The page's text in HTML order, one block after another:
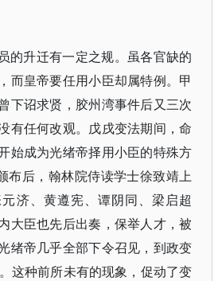
的升迁有一定之规。虽各官缺的
而皇帝要任用小臣却属特例。甲
下诏求贤，胶州湾事件后又三次
有任何改观。戊戌变法期间，命
始成为光绪帝择用小臣的特殊方
布后，翰林院侍读学士徐致靖上
济、黄遵宪、谭阴同、梁启超
大臣也先后出奏，保举人才，被
绪帝几乎全部下令召见，到政变
这种前所未有的现象，促动了变